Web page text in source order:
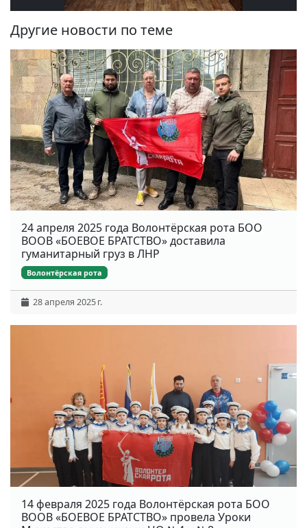
Другие новости по теме
24 апреля 2025 года Волонтёрская рота БОО
ВООВ «БОЕВОЕ БРАТСТВО» доставила
гуманитарный груз в ЛНР
Волонтёрская рота
28 апреля 2025 г.
14 февраля 2025 года Волонтёрская рота БОО
ВООВ «БОЕВОЕ БРАТСТВО» провела Уроки